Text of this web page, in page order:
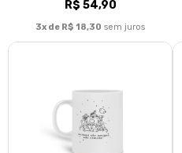
3x de R$ 18,30sem juros
1 2 3